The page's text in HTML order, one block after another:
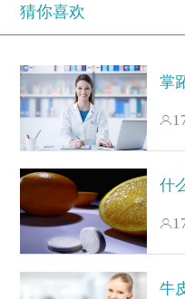
猜你喜欢
掌
什
牛